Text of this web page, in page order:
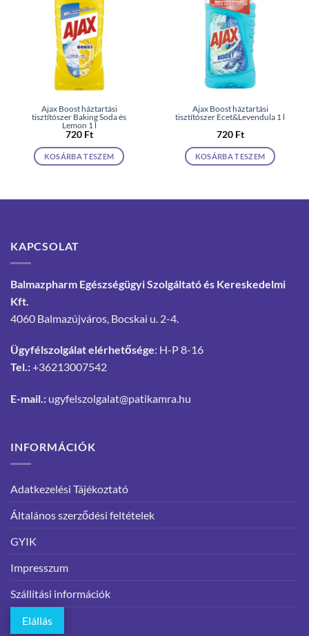
Ajax Boost háztartási
tisztítószer Baking Soda és
Lemon 1 l
720 Ft
KOSÁRBA TESZEM
Ajax Boost háztartási
tisztítószer Ecet&Levendula 1 l
720 Ft
KOSÁRBA TESZEM
KAPCSOLAT
Balmazpharm Egészségügyi Szolgáltató és Kereskedelmi
Kft.
4060 Balmazújváros, Bocskai u. 2-4.
Ügyfélszolgálat elérhetősége: H-P 8-16
Tel.:+36213007542
E-mail.: ugyfelszolgalat@patikamra.hu
INFORMÁCIÓK
Adatkezelési Tájékoztató
Általános szerződési feltételek
GYIK
Impresszum
Szállítási információk
Elállás